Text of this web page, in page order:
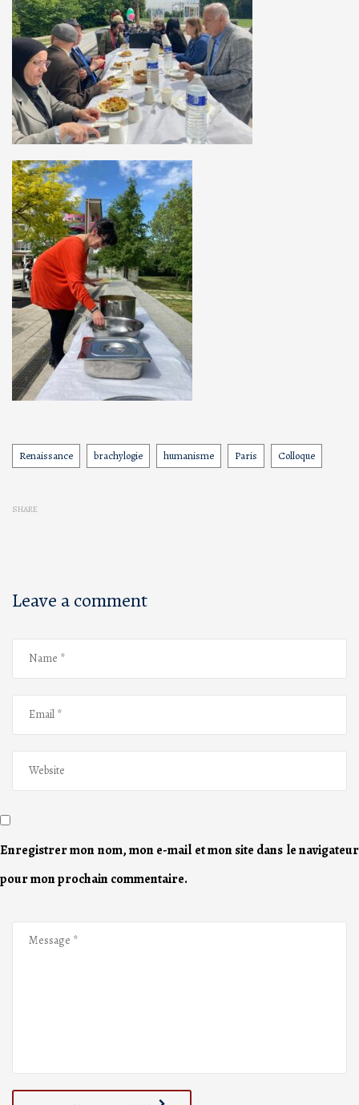
Tags
Renaissance brachylogie humanisme Paris Colloque
SHARE
Leave a comment
Enregistrer mon nom, mon e-mail et mon site dans le navigateur
pour mon prochain commentaire.